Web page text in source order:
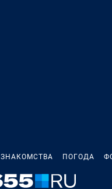
ЗНАКОМСТВА ПОГОДА